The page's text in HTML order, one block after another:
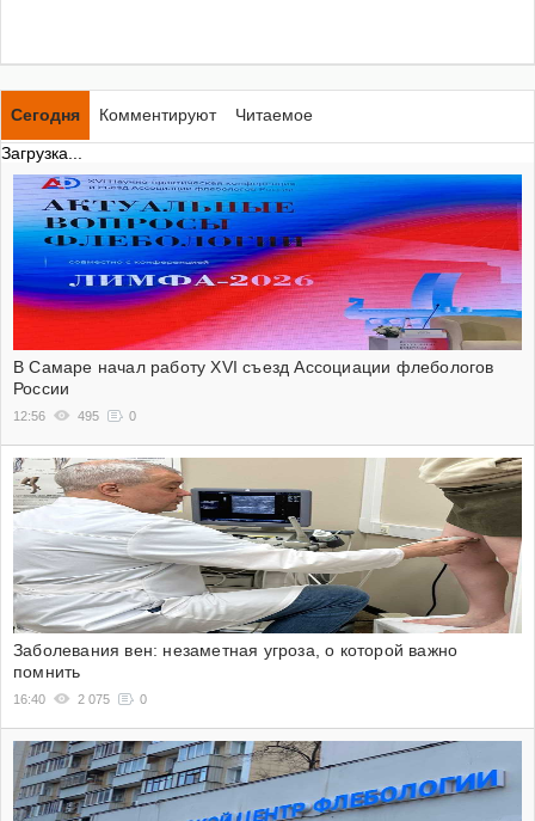
Сегодня Комментируют
Читаемое
Загрузка...
В Самаре начал работу XVI съезд Ассоциации флебологов
России
12:56 495 0
Заболевания вен: незаметная угроза, о которой важно
помнить
16:40 2 075 0